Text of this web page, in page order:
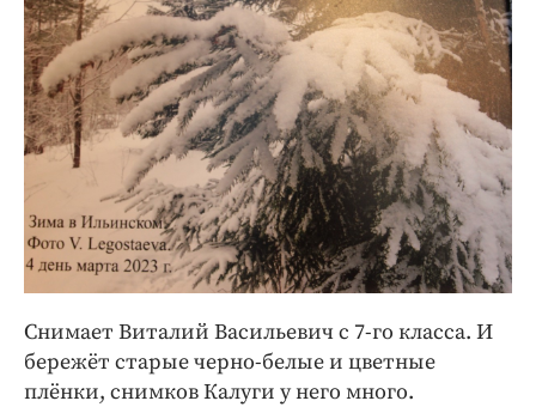
Снимает Виталий Васильевич с 7-го класса. И
бережёт старые черно-белые и цветные
плёнки, снимков Калуги у него много.